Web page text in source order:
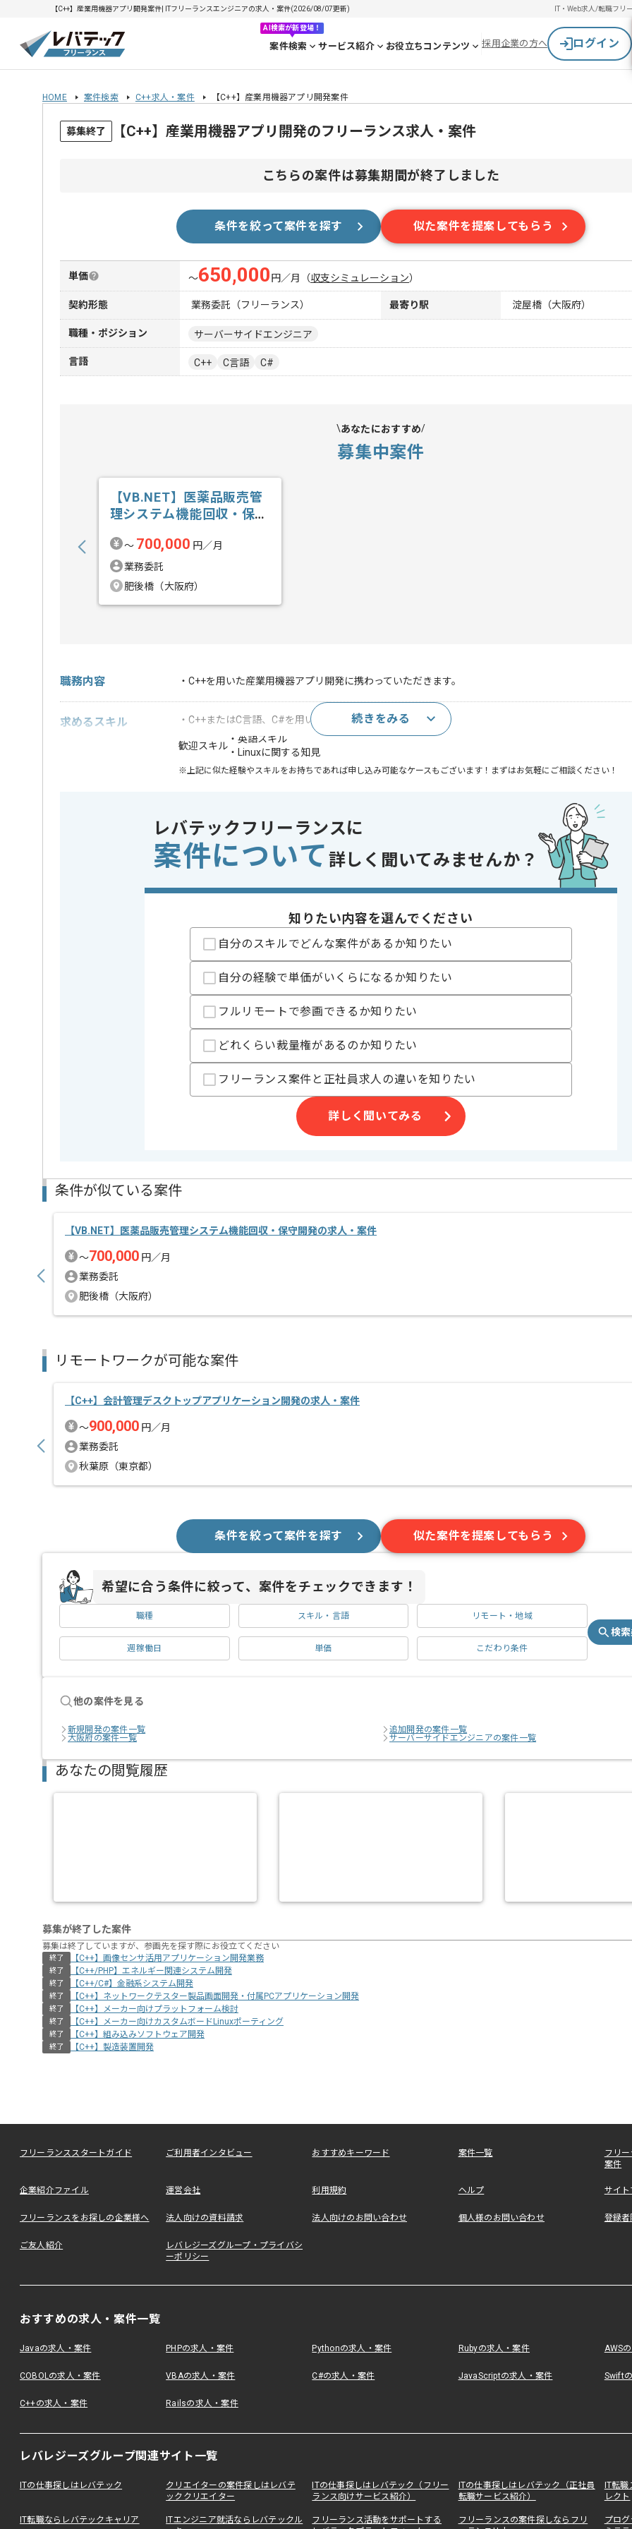
【C++】産業用機器アプリ開発案件| ITフリーランスエンジニアの求人・案件(2026/08/07更新) IT・Web求人/転職フリ
AI検索が新登場！
案件検索 サービス紹介 お役立ちコンテンツ 採用企業の方へ ログイン
HOME 案件検索 C++求人・案件 【C++】産業用機器アプリ開発案件
募集終了 【C++】産業用機器アプリ開発のフリーランス求人・案件
こちらの案件は募集期間が終了しました
条件を絞って案件を探す 似た案件を提案してもらう
単価 〜650,000 円／月 （収支シミュレーション）
契約形態 業務委託（フリーランス） 最寄り駅 淀屋橋（大阪府）
職種・ポジション サーバーサイドエンジニア
言語 C++ C言語 C#
あなたにおすすめ
募集中案件
【VB.NET】医薬品販売管
理システム機能回収・保守
〜 700,000 円／月
業務委託
肥後橋（大阪府）
職務内容 ・C++を用いた産業用機器アプリ開発に携わっていただきます。
求めるスキル ・C++またはC言語、C#を用いた開発経験3年以上
歓迎スキル
・英語スキル
・Linuxに関する知見
※上記に似た経験やスキルをお持ちであれば申し込み可能なケースもございます！まずはお気軽にご相談ください！
この案件のポイント 業務内容
新規開発 , 追加開発
特徴
急募
レバテックでの実績がある企業の案件でございます。
C++での開発経験を活かすことができます。
複数案件を保有している企業ですので、
ご経験と実績に応じてスライド案件のご提案も差し上げる場合がございます。
新しいアイディアや技術を積極的に導入し、
経験豊富なエンジニアと成長が出来る環境でございます。
スキルアップされたい方、長期的に参画されたい方にオススメの案件です。
続きをみる
レバテックフリーランスに
案件について 詳しく聞いてみませんか？
知りたい内容を選んでください
自分のスキルでどんな案件があるか知りたい
自分の経験で単価がいくらになるか知りたい
フルリモートで参画できるか知りたい
どれくらい裁量権があるのか知りたい
フリーランス案件と正社員求人の違いを知りたい
詳しく聞いてみる
条件が似ている案件
【VB.NET】医薬品販売管理システム機能回収・保守開発の求人・案件
〜700,000 円／月
業務委託
肥後橋（大阪府）
リモートワークが可能な案件
【C++】会計管理デスクトップアプリケーション開発の求人・案件
〜900,000 円／月
業務委託
秋葉原（東京都）
条件を絞って案件を探す 似た案件を提案してもらう
希望に合う条件に絞って、案件をチェックできます！
職種 スキル・言語 リモート・地域
週稼働日 単価 こだわり条件
検
他の案件を見る
新規開発の案件一覧
追加開発の案件一覧
大阪府の案件一覧
サーバーサイドエンジニアの案件一覧
あなたの閲覧履歴
募集が終了した案件
募集は終了していますが、参画先を探す際にお役立てください
終了 【C++】画像センサ活用アプリケーション開発業務
終了 【C++/PHP】エネルギー関連システム開発
終了 【C++/C#】金融系システム開発
終了 【C++】ネットワークテスター製品画面開発・付属PCアプリケーション開発
終了 【C++】メーカー向けプラットフォーム検討
終了 【C++】メーカー向けカスタムボードLinuxポーティング
終了 【C++】組み込みソフトウェア開発
終了 【C++】製造装置開発
フリーランススタートガイド ご利用者インタビュー おすすめキーワード 案件一覧
フリ
案件
企業紹介ファイル 運営会社 利用規約 ヘルプ サイ
フリーランスをお探しの企業様へ 法人向けの資料請求 法人向けのお問い合わせ 個人様のお問い合わせ 登録者
ご友人紹介
レバレジーズグループ・プライバシ
ーポリシー
おすすめの求人・案件一覧
Javaの求人・案件 PHPの求人・案件 Pythonの求人・案件 Rubyの求人・案件 AWS
COBOLの求人・案件 VBAの求人・案件 C#の求人・案件 JavaScriptの求人・案件 Swift
C++の求人・案件 Railsの求人・案件
レバレジーズグループ関連サイト一覧
ITの仕事探しはレバテック
クリエイターの案件探しはレバテ
ッククリエイター
ITの仕事探しはレバテック（フリー
ランス向けサービス紹介）
ITの仕事探しはレバテック（正社員
転職サービス紹介）
IT転
レクト
IT転職ならレバテックキャリア
ITエンジニア就活ならレバテックル
フリーランス活動をサポートする
フリーランスの案件探しならフリ
プロ